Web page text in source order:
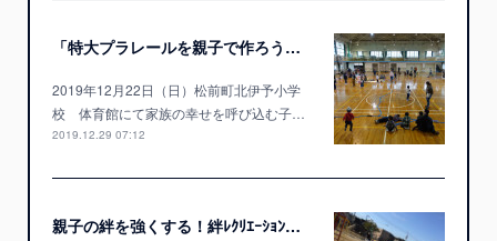
「特大プラレールを親子で作ろう！」開催しました！！
2019年12月22日（日）松前町北伊予小学
校 体育館にて家族の幸せを呼び込む子…
2019.12.29 07:12
親子の絆を強くする！絆ﾚｸﾘｴｰｼｮﾝ教室開催しました。